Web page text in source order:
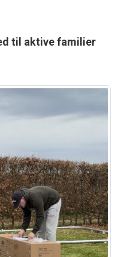
til aktive familier